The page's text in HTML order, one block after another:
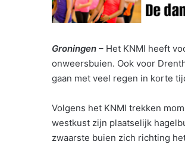
Groningen – Het KNMI heeft
onweersbuien. Ook voor
gaan met veel regen in korte
Volgens het KNMI trekken
westkust zijn plaatselijk
zwaarste buien zich richting